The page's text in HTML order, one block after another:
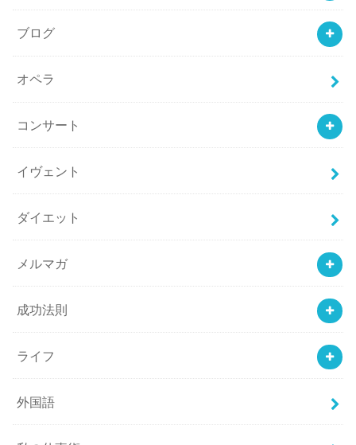
ブログ
オペラ
コンサート
イヴェント
ダイエット
メルマガ
成功法則
ライフ
外国語